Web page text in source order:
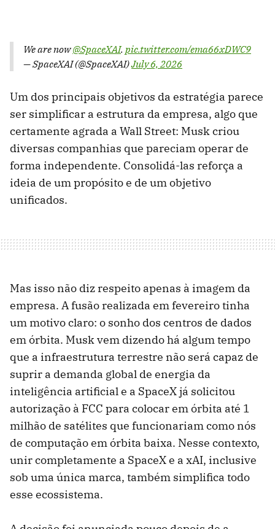
We are now@SpaceXAI. pic.twitter.com/ema66xDWC9
— SpaceXAI (@SpaceXAI)July 6, 2026
Um dos principais objetivos da estratégia parece
ser simplificar a estrutura da empresa, algo que
certamente agrada a Wall Street: Musk criou
diversas companhias que pareciam operar de
forma independente. Consolidá-las reforça a
ideia de um propósito e de um objetivo
unificados.
Mas isso não diz respeito apenas à imagem da
empresa. A fusão realizada em fevereiro tinha
um motivo claro: o sonho dos centros de dados
em órbita. Musk vem dizendo há algum tempo
que a infraestrutura terrestre não será capaz de
suprir a demanda global de energia da
inteligência artificial e a SpaceX já solicitou
autorização à FCC para colocar em órbita até 1
milhão de satélites que funcionariam como nós
de computação em órbita baixa. Nesse contexto,
unir completamente a SpaceX e a xAI, inclusive
sob uma única marca, também simplifica todo
esse ecossistema.